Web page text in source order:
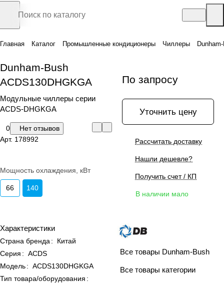
Главная Каталог Промышленные кондиционеры Чиллеры
Dunham-Bush
ACDS130DHGKGA
Модульные чиллеры серии
ACDS-DHGKGA
0
Нет отзывов
Арт. 178992
Мощность охлаждения, кВт
66 140
Характеристики
Страна бренда :
Китай
Серия : ACDS
Модель: ACDS130DHGKGA
Тип товара/оборудования :
По запросу
Уточнить цену
Рассчитать доставку
Нашли дешевле?
Получить счет / КП
В наличии мало
Все товары Dunham-Bush
Все товары категории